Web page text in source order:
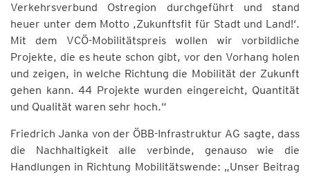
Verkehrsverbund Ostregion durchgeführt und stand
heuer unter dem Motto ,Zukunftsfit für Stadt und Land!‘.
Mit dem VCÖ-Mobilitätspreis wollen wir vorbildliche
Projekte, die es heute schon gibt, vor den Vorhang holen
und zeigen, in welche Richtung die Mobilität der Zukunft
gehen kann. 44 Projekte wurden eingereicht, Quantität
und Qualität waren sehr hoch.“
Friedrich Janka von der ÖBB-Infrastruktur AG sagte, dass
die Nachhaltigkeit alle verbinde, genauso wie die
Handlungen in Richtung Mobilitätswende: „Unser Beitrag